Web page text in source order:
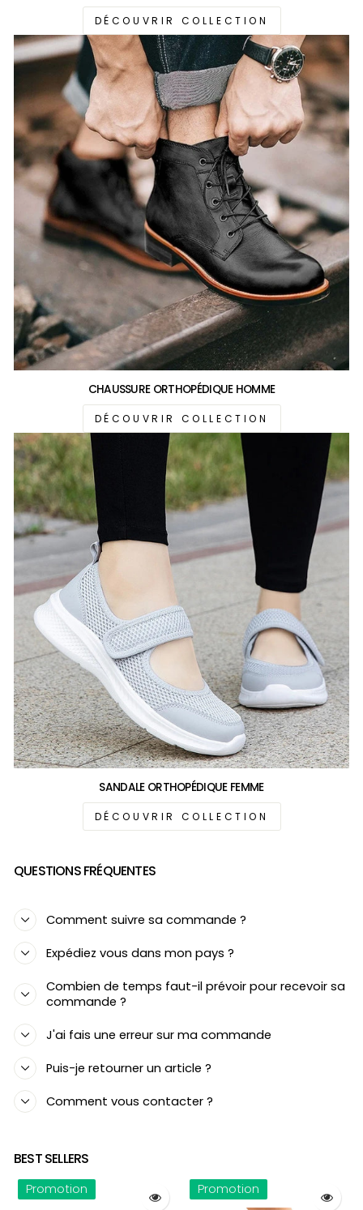
DÉCOUVRIR COLLECTION
CHAUSSURE ORTHOPÉDIQUE HOMME
DÉCOUVRIR COLLECTION
SANDALE ORTHOPÉDIQUE FEMME
DÉCOUVRIR COLLECTION
QUESTIONS FRÉQUENTES
Comment suivre sa commande ?
Expédiez vous dans mon pays ?
Combien de temps faut-il prévoir pour recevoir sa
commande ?
J'ai fais une erreur sur ma commande
Puis-je retourner un article ?
Comment vous contacter ?
BEST SELLERS
Promotion Promotion